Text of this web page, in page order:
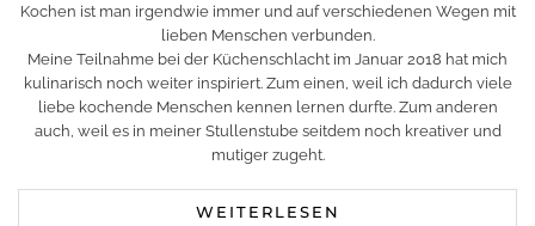
Kochen ist man irgendwie immer und auf verschiedenen Wegen mit
lieben Menschen verbunden.
Meine Teilnahme bei der Küchenschlacht im Januar 2018 hat mich
kulinarisch noch weiter inspiriert. Zum einen, weil ich dadurch viele
liebe kochende Menschen kennen lernen durfte. Zum anderen
auch, weil es in meiner Stullenstube seitdem noch kreativer und
mutiger zugeht.
WEITERLESEN